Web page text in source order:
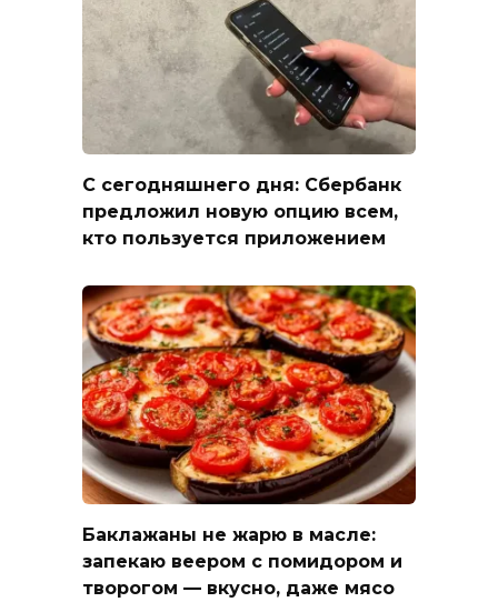
С сегодняшнего дня: Сбербанк
предложил новую опцию всем,
кто пользуется приложением
Баклажаны не жарю в масле:
запекаю веером с помидором и
творогом — вкусно, даже мясо